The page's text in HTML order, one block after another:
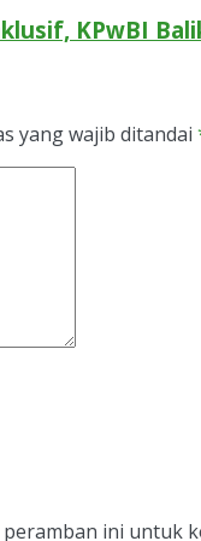
KPwBI
yang wajib ditandai
ini untuk